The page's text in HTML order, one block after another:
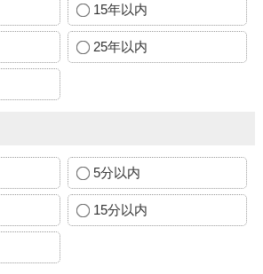
15年以内
25年以内
5分以内
15分以内